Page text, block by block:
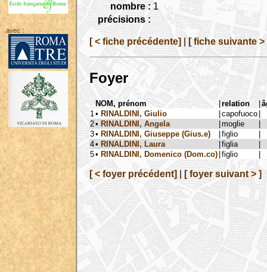
avec :
nombre : 1
précisions :
[ < fiche précédente] [ fiche suivante >
Foyer
NOM, prénom |relation |
1 • RINALDINI, Giulio |capofuoco |
2• RINALDINI, Angela |moglie
|
3• RINALDINI, Giuseppe (Gius.e) |figlio |
4• RINALDINI, Laura |figlia |
5• RINALDINI, Domenico (Dom.co) |figlio |
[ < foyer précédent] [ foyer suivant > ]